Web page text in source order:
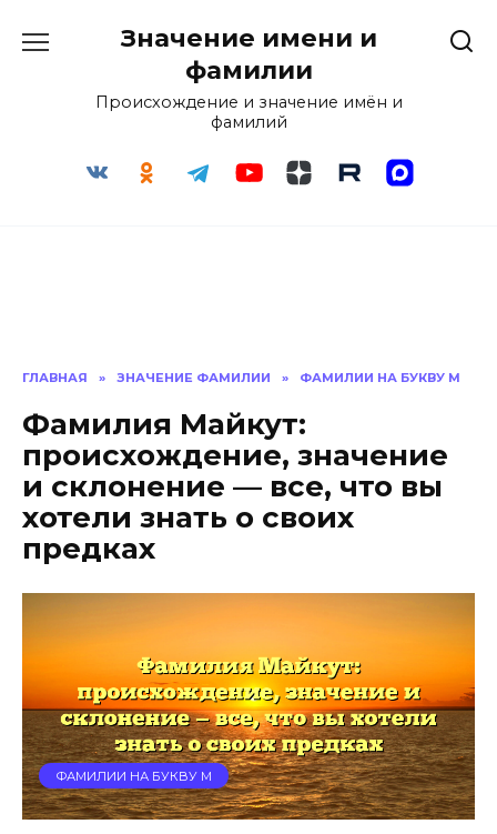
Значение имени и
фамилии
Происхождение и значение имён и
фамилий
ГЛАВНАЯ » ЗНАЧЕНИЕ ФАМИЛИИ » ФАМИЛИИ НА БУКВУ М
Фамилия Майкут:
происхождение, значение
и склонение — все, что вы
хотели знать о своих
предках
ФАМИЛИИ НА БУКВУ М